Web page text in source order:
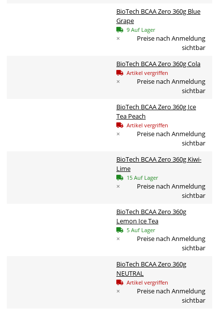
BioTech BCAA Zero 360g Blue
Grape
9 Auf Lager
×
Preise nach Anmeldung
sichtbar
BioTech BCAA Zero 360g Cola
Artikel vergriffen
×
Preise nach Anmeldung
sichtbar
BioTech BCAA Zero 360g Ice
Tea Peach
Artikel vergriffen
×
Preise nach Anmeldung
sichtbar
BioTech BCAA Zero 360g Kiwi-
Lime
15 Auf Lager
×
Preise nach Anmeldung
sichtbar
BioTech BCAA Zero 360g
Lemon Ice Tea
5 Auf Lager
×
Preise nach Anmeldung
sichtbar
BioTech BCAA Zero 360g
NEUTRAL
Artikel vergriffen
×
Preise nach Anmeldung
sichtbar